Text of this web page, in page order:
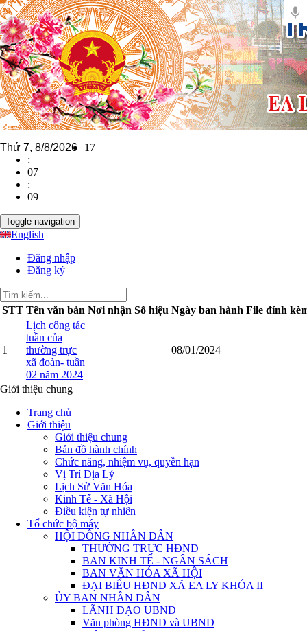
Thứ 7, 8/8/2026
17
:
07
:
09
Toggle navigation
English
Đăng nhập
Đăng ký
STT Tên văn bản Nơi nhận Số hiệu Ngày ban hành File đính
1
Lịch công tác
tuần của
thường trực
xã đoàn- tuần
02 năm 2024
08/01/2024
Giới thiệu chung
Trang chủ
Giới thiệu
Giới thiệu chung
Bản đồ hành chính
Chức năng, nhiệm vụ, quyền hạn
Vị Trí Địa Lý
Lịch Sử Văn Hóa
Kinh Tế - Xã Hội
Điều kiện tự nhiên
Tổ chức bộ máy
HỘI ĐỒNG NHÂN DÂN
THƯỜNG TRỰC HĐND
BAN KINH TẾ - NGÂN SÁCH
BAN VĂN HÓA XÃ HỘI
ĐẠI BIỂU HĐND XÃ EA LY KHÓA II
ỦY BAN NHÂN DÂN
LÃNH ĐẠO UBND
Văn phòng HĐND và UBND